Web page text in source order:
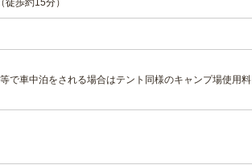
徒歩約15分）
で車中泊をされる場合はテント同様のキャンプ場使用料